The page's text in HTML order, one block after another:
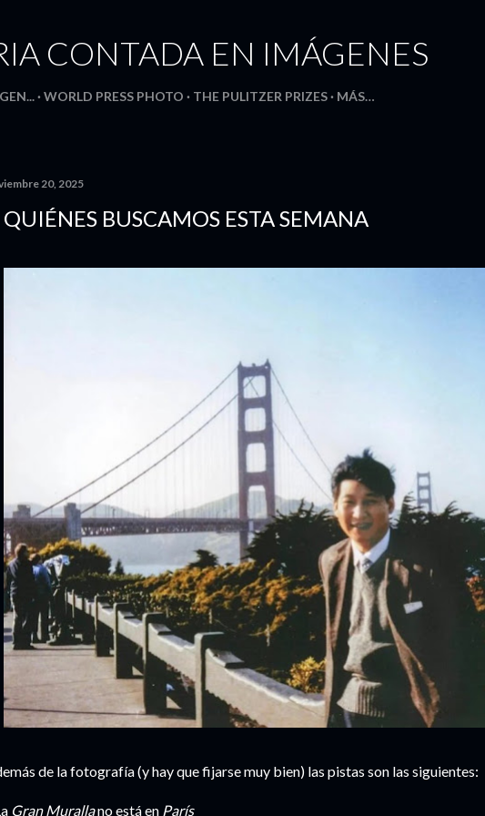
CONTADA EN IMÁGENES
WORLD PRESS PHOTO THE PULITZER PRIZES MÁS…
20, 2025
BUSCAMOS ESTA SEMANA
de la fotografía (y hay que fijarse muy bien) las pistas son las siguientes:
Gran Murallano está en París